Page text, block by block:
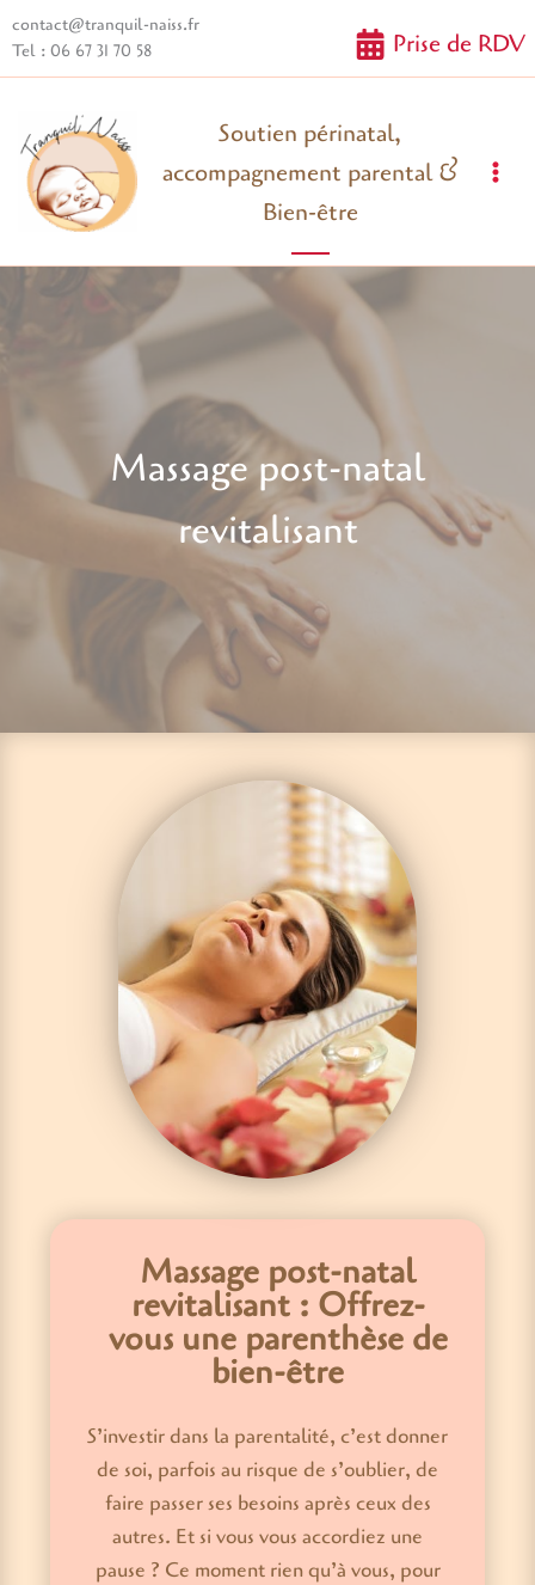
Aller
au
contenu
contact@tranquil-naiss.fr
Tel : 06 67 31 70 58
Prise de RDV
Soutien périnatal,
accompagnement parental &
Bien-être
Massage post-natal
revitalisant
Massage post-natal
revitalisant : Offrez-
vous une parenthèse de
bien-être
S’investir dans la parentalité, c’est donner
de soi, parfois au risque de s’oublier, de
faire passer ses besoins après ceux des
autres. Et si vous vous accordiez une
pause ? Ce moment rien qu’à vous, pour